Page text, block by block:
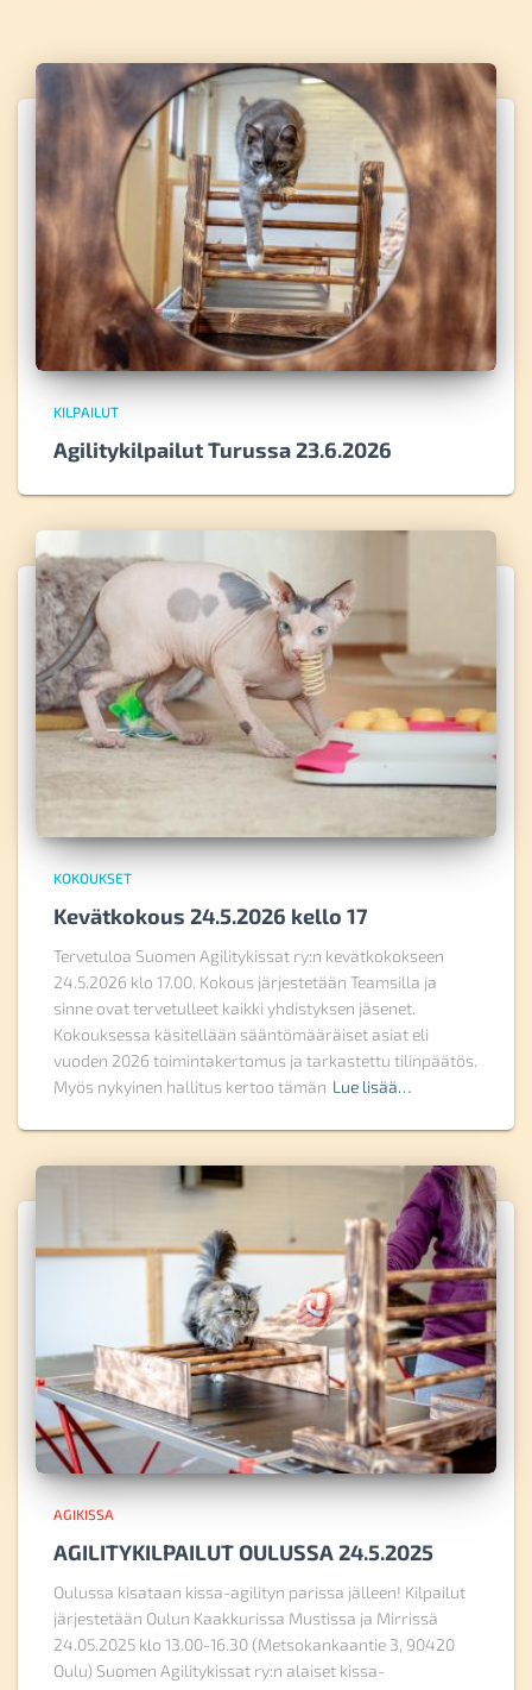
KILPAILUT
Agilitykilpailut Turussa 23.6.2026
KOKOUKSET
Kevätkokous 24.5.2026 kello 17
Tervetuloa Suomen Agilitykissat ry:n kevätkokokseen
24.5.2026 klo 17.00. Kokous järjestetään Teamsilla ja
sinne ovat tervetulleet kaikki yhdistyksen jäsenet.
Kokouksessa käsitellään sääntömääräiset asiat eli
vuoden 2026 toimintakertomus ja tarkastettu tilinpäätös.
Myös nykyinen hallitus kertoo tämän Lue lisää…
AGIKISSA
AGILITYKILPAILUT OULUSSA 24.5.2025
Oulussa kisataan kissa-agilityn parissa jälleen! Kilpailut
järjestetään Oulun Kaakkurissa Mustissa ja Mirrissä
24.05.2025 klo 13.00-16.30 (Metsokankaantie 3, 90420
Oulu) Suomen Agilitykissat ry:n alaiset kissa-